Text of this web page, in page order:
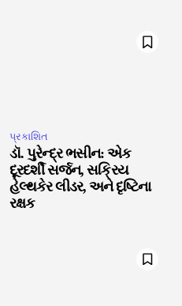
પ્રકાશિત
ડૉ. પુરેન્દ્ર ભસીન: એક
દૂરદર્શી સર્જન, સક્રિય
હેલ્થકેર લીડર, અને દૃષ્ટિના
રક્ષક